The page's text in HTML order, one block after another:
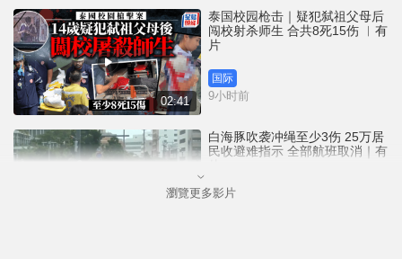
02:41
泰国校园枪击｜疑犯弑祖父母后
闯校射杀师生 合共8死15伤 ︱有
片
国际
9小时前
白海豚吹袭冲绳至少3伤 25万居
民收避难指示 全部航班取消｜有
国际
瀏覽更多影片